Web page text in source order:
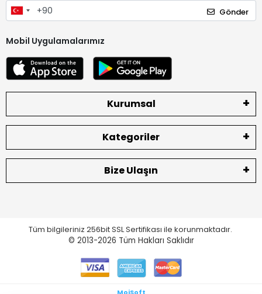
Gönder
Mobil Uygulamalarımız
Kurumsal
Kategoriler
Bize Ulaşın
Tüm bilgileriniz 256bit SSL Sertifikası ile korunmaktadır.
© 2013-2026 Tüm Hakları Saklıdır